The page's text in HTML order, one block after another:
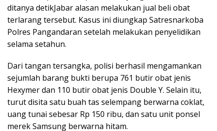
ditanya detikJabar alasan melakukan jual beli obat
terlarang tersebut. Kasus ini diungkap Satresnarkoba
Polres Pangandaran setelah melakukan penyelidikan
selama setahun.
Dari tangan tersangka, polisi berhasil mengamankan
sejumlah barang bukti berupa 761 butir obat jenis
Hexymer dan 110 butir obat jenis Double Y. Selain itu,
turut disita satu buah tas selempang berwarna coklat,
uang tunai sebesar Rp 150 ribu, dan satu unit ponsel
merek Samsung berwarna hitam.